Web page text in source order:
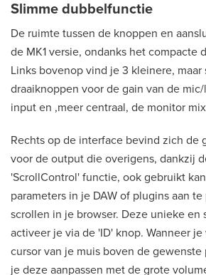
Slimme dubbelfunctie
De ruimte tussen de knoppen en
de MK1 versie, ondanks het compacte
Links bovenop vind je 3 kleinere,
draaiknoppen voor de gain van de
input en ,meer centraal, de monitor
Rechts op de interface bevind zich de
voor de output die overigens, dankzij
'ScrollControl' functie, ook gebruikt
parameters in je DAW of plugins aan
scrollen in je browser. Deze unieke en
activeer je via de 'ID' knop. Wanneer
cursor van je muis boven de gewenste
je deze aanpassen met de grote